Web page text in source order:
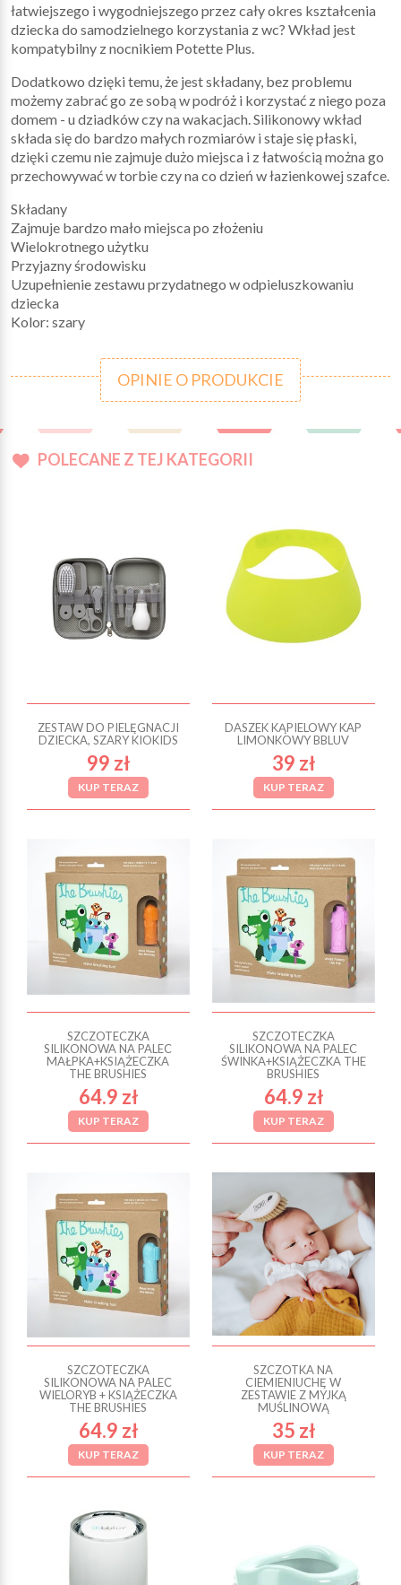
łatwiejszego i wygodniejszego przez cały okres kształcenia
dziecka do samodzielnego korzystania z wc? Wkład jest
kompatybilny z nocnikiem Potette Plus.
Dodatkowo dzięki temu, że jest składany, bez problemu
możemy zabrać go ze sobą w podróż i korzystać z niego poza
domem - u dziadków czy na wakacjach. Silikonowy wkład
składa się do bardzo małych rozmiarów i staje się płaski,
dzięki czemu nie zajmuje dużo miejsca i z łatwością można go
przechowywać w torbie czy na co dzień w łazienkowej szafce.
Składany
Zajmuje bardzo mało miejsca po złożeniu
Wielokrotnego użytku
Przyjazny środowisku
Uzupełnienie zestawu przydatnego w odpieluszkowaniu
dziecka
Kolor: szary
OPINIE O PRODUKCIE
POLECANE Z TEJ KATEGORII
ZESTAW DO PIELĘGNACJI
DZIECKA, SZARY KIOKIDS
99 zł
KUP TERAZ
DASZEK KĄPIELOWY KAP
LIMONKOWY BBLUV
39 zł
KUP TERAZ
SZCZOTECZKA
SILIKONOWA NA PALEC
MAŁPKA+KSIĄŻECZKA
THE BRUSHIES
64.9 zł
KUP TERAZ
SZCZOTECZKA
SILIKONOWA NA PALEC
ŚWINKA+KSIĄŻECZKA THE
BRUSHIES
64.9 zł
KUP TERAZ
SZCZOTECZKA
SILIKONOWA NA PALEC
WIELORYB + KSIĄŻECZKA
THE BRUSHIES
64.9 zł
KUP TERAZ
SZCZOTKA NA
CIEMIENIUCHĘ W
ZESTAWIE Z MYJKĄ
MUŚLINOWĄ
35 zł
KUP TERAZ